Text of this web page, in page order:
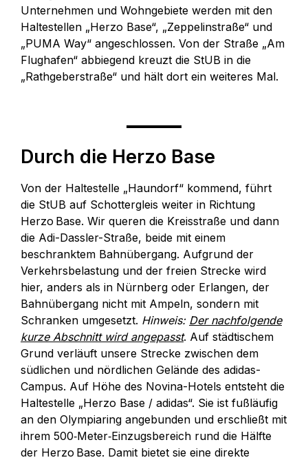
Unternehmen und Wohngebiete werden mit den
Haltestellen „Herzo Base“, „Zeppelinstraße“ und
„PUMA Way“ angeschlossen. Von der Straße „Am
Flughafen“ abbiegend kreuzt die StUB in die
„Rathgeberstraße“ und hält dort ein weiteres Mal.
Durch die Herzo Base
Von der Haltestelle „Haundorf“ kommend, führt
die StUB auf Schottergleis weiter in Richtung
Herzo Base. Wir queren die Kreisstraße und dann
die Adi-Dassler-Straße, beide mit einem
beschranktem Bahnübergang. Aufgrund der
Verkehrsbelastung und der freien Strecke wird
hier, anders als in Nürnberg oder Erlangen, der
Bahnübergang nicht mit Ampeln, sondern mit
Schranken umgesetzt. Hinweis: Der nachfolgende
kurze Abschnitt wird angepasst. Auf städtischem
Grund verläuft unsere Strecke zwischen dem
südlichen und nördlichen Gelände des adidas-
Campus. Auf Höhe des Novina-Hotels entsteht die
Haltestelle „Herzo Base / adidas“. Sie ist fußläufig
an den Olympiaring angebunden und erschließt mit
ihrem 500‑Meter‑Einzugsbereich rund die Hälfte
der Herzo Base. Damit bietet sie eine direkte